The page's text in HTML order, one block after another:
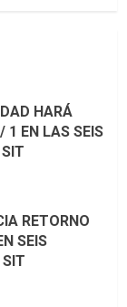
HARÁ
1 EN LAS SEIS
RETORNO
SEIS
SIT